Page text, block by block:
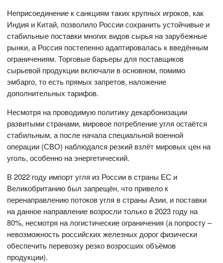
Неприсоединение к санкциям таких крупных игроков, как
Индия и Китай, позволило России сохранить устойчивые и
стабильные поставки многих видов сырья на зарубежные
рынки, а Россия постепенно адаптировалась к введённым
ограничениям. Торговые барьеры для поставщиков
сырьевой продукции включали в основном, помимо
эмбарго, то есть прямых запретов, наложение
дополнительных тарифов.
Несмотря на проводимую политику декарбонизации
развитыми странами, мировое потребление угля остаётся
стабильным, а после начала специальной военной
операции (СВО) наблюдался резкий взлёт мировых цен на
уголь, особенно на энергетический.
В 2022 году импорт угля из России в страны ЕС и
Великобританию был запрещён, что привело к
перенаправлению потоков угля в страны Азии, и поставки
на данное направление возросли только в 2023 году на
80%, несмотря на логистические ограничения (а попросту –
невозможность российских железных дорог физически
обеспечить перевозку резко возросших объёмов
продукции).